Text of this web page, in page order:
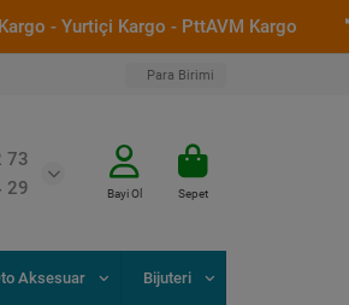
- Yurtiçi Kargo - PttAVM Kargo
Para Birimi
73
29
Bayi Ol Sepet
Aksesuar Bijuteri